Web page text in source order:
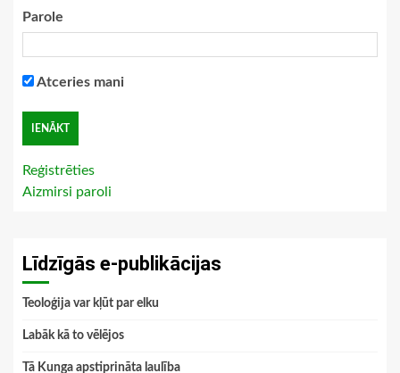
Parole
Atceries mani
Reģistrēties
Aizmirsi paroli
Līdzīgās e-publikācijas
Teoloģija var kļūt par elku
Labāk kā to vēlējos
Tā Kunga apstiprināta laulība